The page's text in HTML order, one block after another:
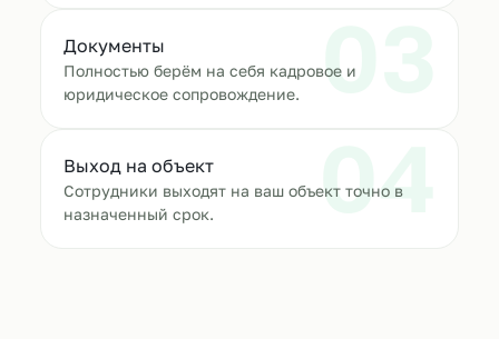
03
Документы
Полностью берём на себя кадровое и
юридическое сопровождение.
04
Выход на объект
Сотрудники выходят на ваш объект точно в
назначенный срок.